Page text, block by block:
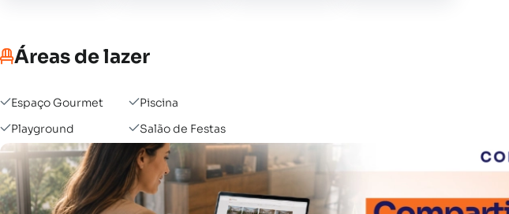
Áreas de lazer
Espaço Gourmet
Piscina
Playground
Salão de Festas